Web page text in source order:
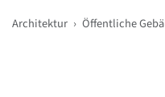
Architektur › Öffentliche